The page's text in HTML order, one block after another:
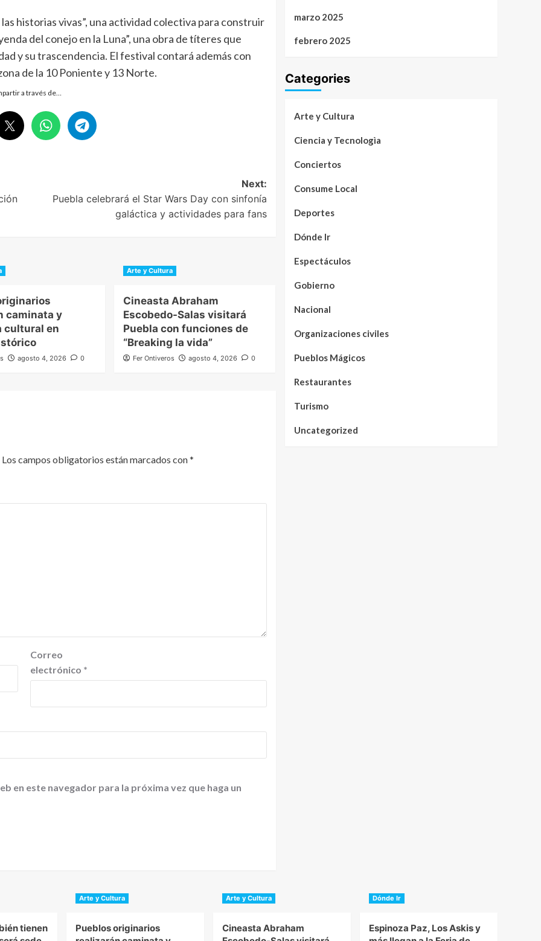
historias vivas”, una actividad colectiva para construir
del conejo en la Luna”, una obra de títeres que
y su trascendencia. El festival contará además con
de la 10 Poniente y 13 Norte.
a través de…
Next:
Puebla celebrará el Star Wars Day con sinfonía
galáctica y actividades para fans
caminata y
cultural en
agosto 4, 2026 0
Arte y Cultura
Cineasta Abraham
Escobedo-Salas visitará
Puebla con funciones de
“Breaking la vida”
Fer Ontiveros agosto 4, 2026 0
Los campos obligatorios están marcados con*
Correo
electrónico *
en este navegador para la próxima vez que haga un
marzo 2025
febrero 2025
Categories
Arte y Cultura
Ciencia y Tecnologìa
Conciertos
Consume Local
Deportes
Dónde Ir
Espectáculos
Gobierno
Nacional
Organizaciones civiles
Pueblos Mágicos
Restaurantes
Turismo
Uncategorized
tienen
Arte y Cultura
Pueblos originarios
Arte y Cultura
Cineasta Abraham
Dónde Ir
Espinoza Paz, Los Askis y